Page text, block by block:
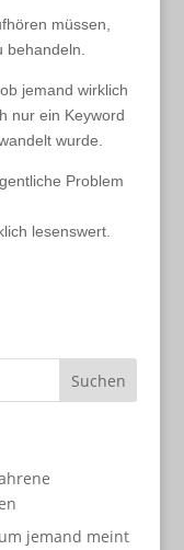
müssen,
behandeln.
jemand wirklich
nur ein Keyword
wurde.
Problem
lesenswert.
jemand meint